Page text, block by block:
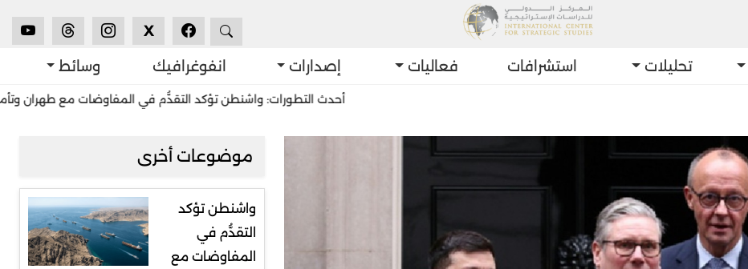
X
تحليلات استشرافات فعاليات إصدارات انفوغرافيك وسائط
أحدث التطورات: واشنطن تؤكد التقدُّم في المفاوضات مع طهران وتأمل باتفاق
موضوعات أخرى
واشنطن تؤكد
التقدُّم في
المفاوضات مع